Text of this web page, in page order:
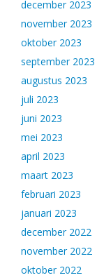
december 2023
november 2023
oktober 2023
september 2023
augustus 2023
juli 2023
juni 2023
mei 2023
april 2023
maart 2023
februari 2023
januari 2023
december 2022
november 2022
oktober 2022